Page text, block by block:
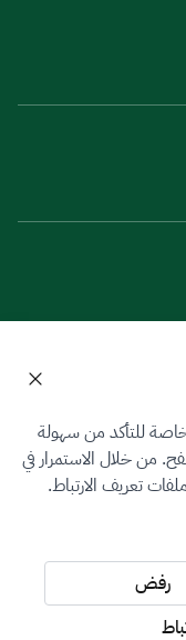
للتأكد من سهولة
من خلال الاستمرار في
تعريف الارتباط.
رفض